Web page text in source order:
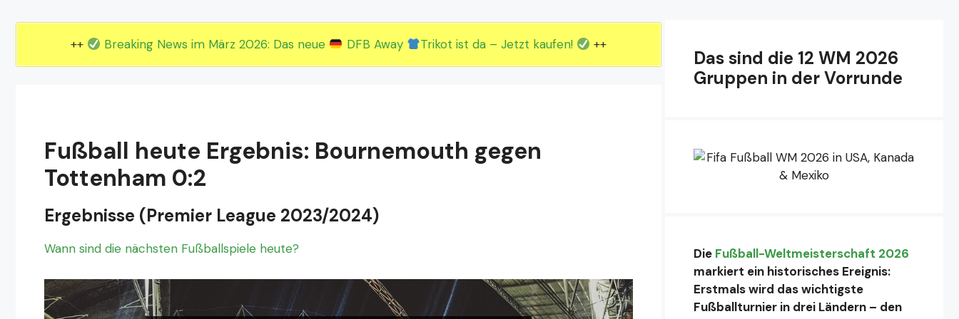
++ Breaking News im März 2026: Das neue DFB Away Trikot ist da – Jetzt kaufen! ++
Fußball heute Ergebnis: Bournemouth gegen
Tottenham 0:2
Ergebnisse (Premier League 2023/2024)
Wann sind die nächsten Fußballspiele heute?
Das sind die 12 WM 2026
Gruppen in der Vorrunde
Die Fußball-Weltmeisterschaft 2026
markiert ein historisches Ereignis:
Erstmals wird das wichtigste
Fußballturnier in drei Ländern – den